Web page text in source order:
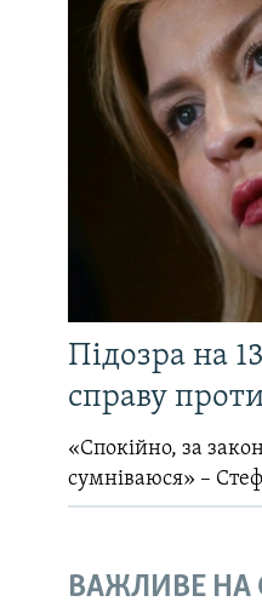
Підозра на
справу
«Спокійно, за
сумніваюся» –
ВАЖЛИВЕ НА